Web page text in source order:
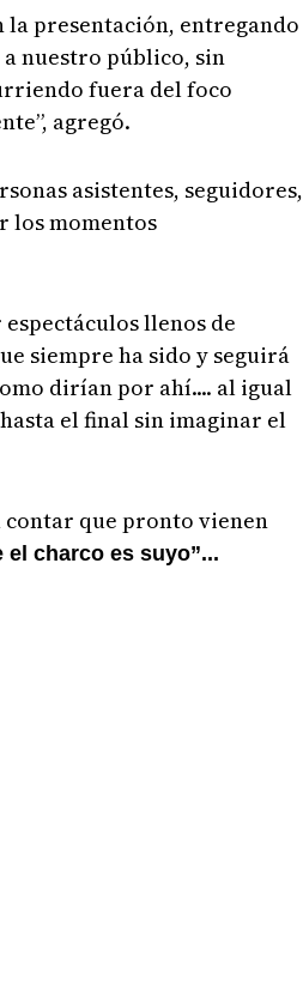
la presentación, entregando
nuestro público, sin
fuera del foco
agregó.
asistentes, seguidores,
los momentos
llenos de
siempre ha sido y seguirá
dirían por ahí.... al igual
el final sin imaginar el
que pronto vienen
charco es suyo”...